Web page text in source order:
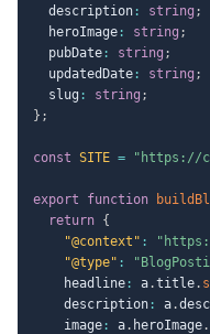
  description
: string ;
  heroImage
: string ;
  pubDate
: string ;
  updatedDate
: string ;
  slug
: string ;
} ;
const SITE = "https://
export function
return {
"@context" :
"@type" :
    headline
: a.title.
    description
: a.
    image
: a. heroImage.